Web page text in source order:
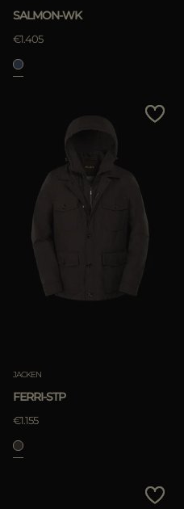
SALMON-WK
€1.405
JACKEN
FERRI-STP
€1.155